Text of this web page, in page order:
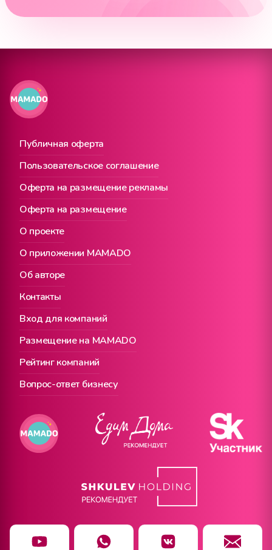
Публичная оферта
О проекте
Вход для компаний
Пользовательское соглашение
О приложении MAMADO
Размещение на MAMADO
Оферта на размещение рекламы
Об авторе
Рейтинг компаний
Оферта на размещение
Контакты
Вопрос-ответ бизнесу